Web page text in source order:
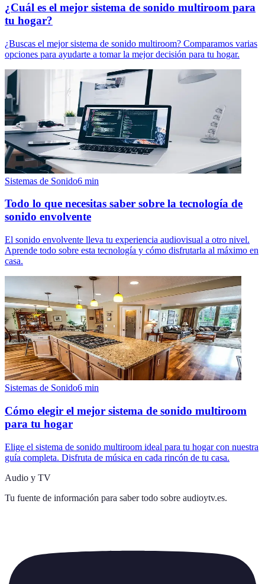
¿Cuál es el mejor sistema de sonido multiroom para
tu hogar?
¿Buscas el mejor sistema de sonido multiroom? Comparamos varias
opciones para ayudarte a tomar la mejor decisión para tu hogar.
Sistemas de Sonido6 min
Todo lo que necesitas saber sobre la tecnología de
sonido envolvente
El sonido envolvente lleva tu experiencia audiovisual a otro nivel.
Aprende todo sobre esta tecnología y cómo disfrutarla al máximo en
casa.
Sistemas de Sonido6 min
Cómo elegir el mejor sistema de sonido multiroom
para tu hogar
Elige el sistema de sonido multiroom ideal para tu hogar con nuestra
guía completa. Disfruta de música en cada rincón de tu casa.
Audio y TV
Tu fuente de información para saber todo sobre audioytv.es.